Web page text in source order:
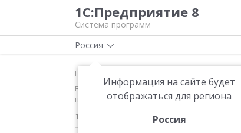
1С:Предприятие 8
Система программ
Россия
Информация на сайте будет
отображаться для региона
Россия
Главная
Версия 3.0.1 Версия 3.0.1 является новой
платформе «1С:Предприятие» версии 8.3.12 и
15.02.2019